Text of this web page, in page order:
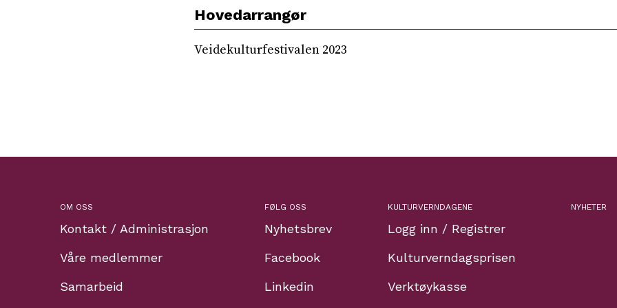
Hovedarrangør
Veidekulturfestivalen 2023
OM OSS
Kontakt / Administrasjon
Våre medlemmer
Samarbeid
FØLG OSS
Nyhetsbrev
Facebook
Linkedin
KULTURVERNDAGENE
Logg inn / Registrer
Kulturverndagsprisen
Verktøykasse
NYHETER